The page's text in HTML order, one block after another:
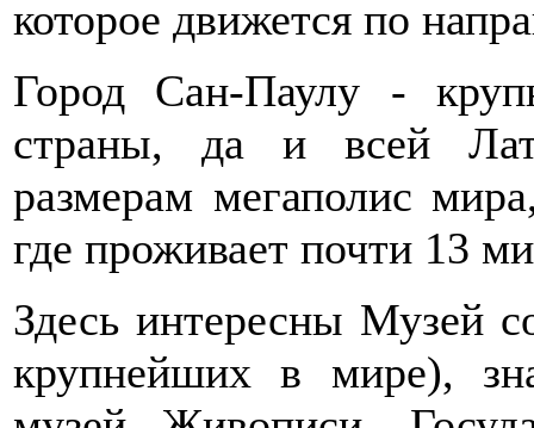
которое движется по
Город Сан-Паулу -
страны, да и всей
размерам мегаполис
где проживает почти 13
Здесь интересны Музей
крупнейших в мире),